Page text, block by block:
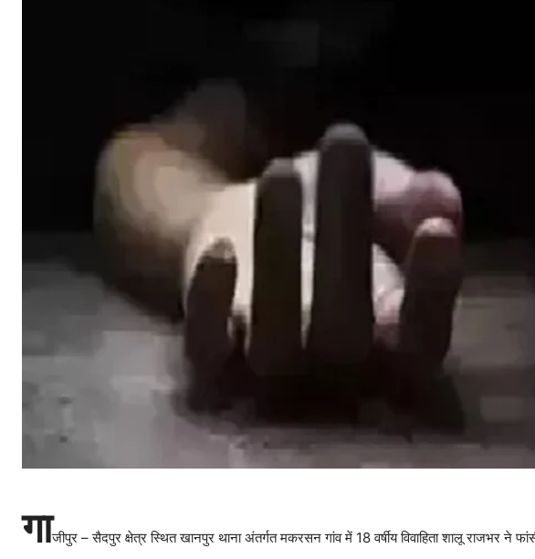
गाजीपुर – सैदपुर क्षेत्र स्थित खानपुर थाना अंतर्गत मकरसन गांव में 18 वर्षीय विवाहिता शालू राजभर ने